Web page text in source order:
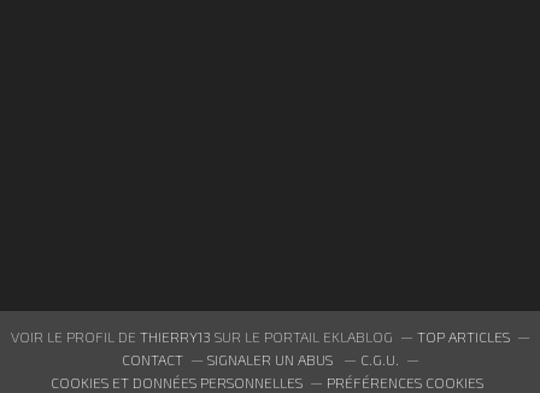
VOIR LE PROFIL DE THIERRY13 SUR LE PORTAIL EKLABLOG
TOP ARTICLES
CONTACT
SIGNALER UN ABUS
C.G.U.
COOKIES ET DONNÉES PERSONNELLES
PRÉFÉRENCES COOKIES